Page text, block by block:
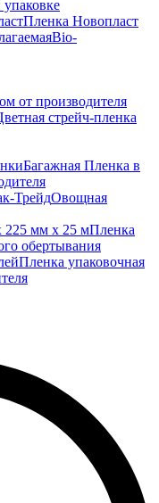
Пленка Новопласт
Bio-
от производителя
стрейч-пленка
Багажная Пленка в
Овощная
Пленка
обертывания
Пленка упаковочная